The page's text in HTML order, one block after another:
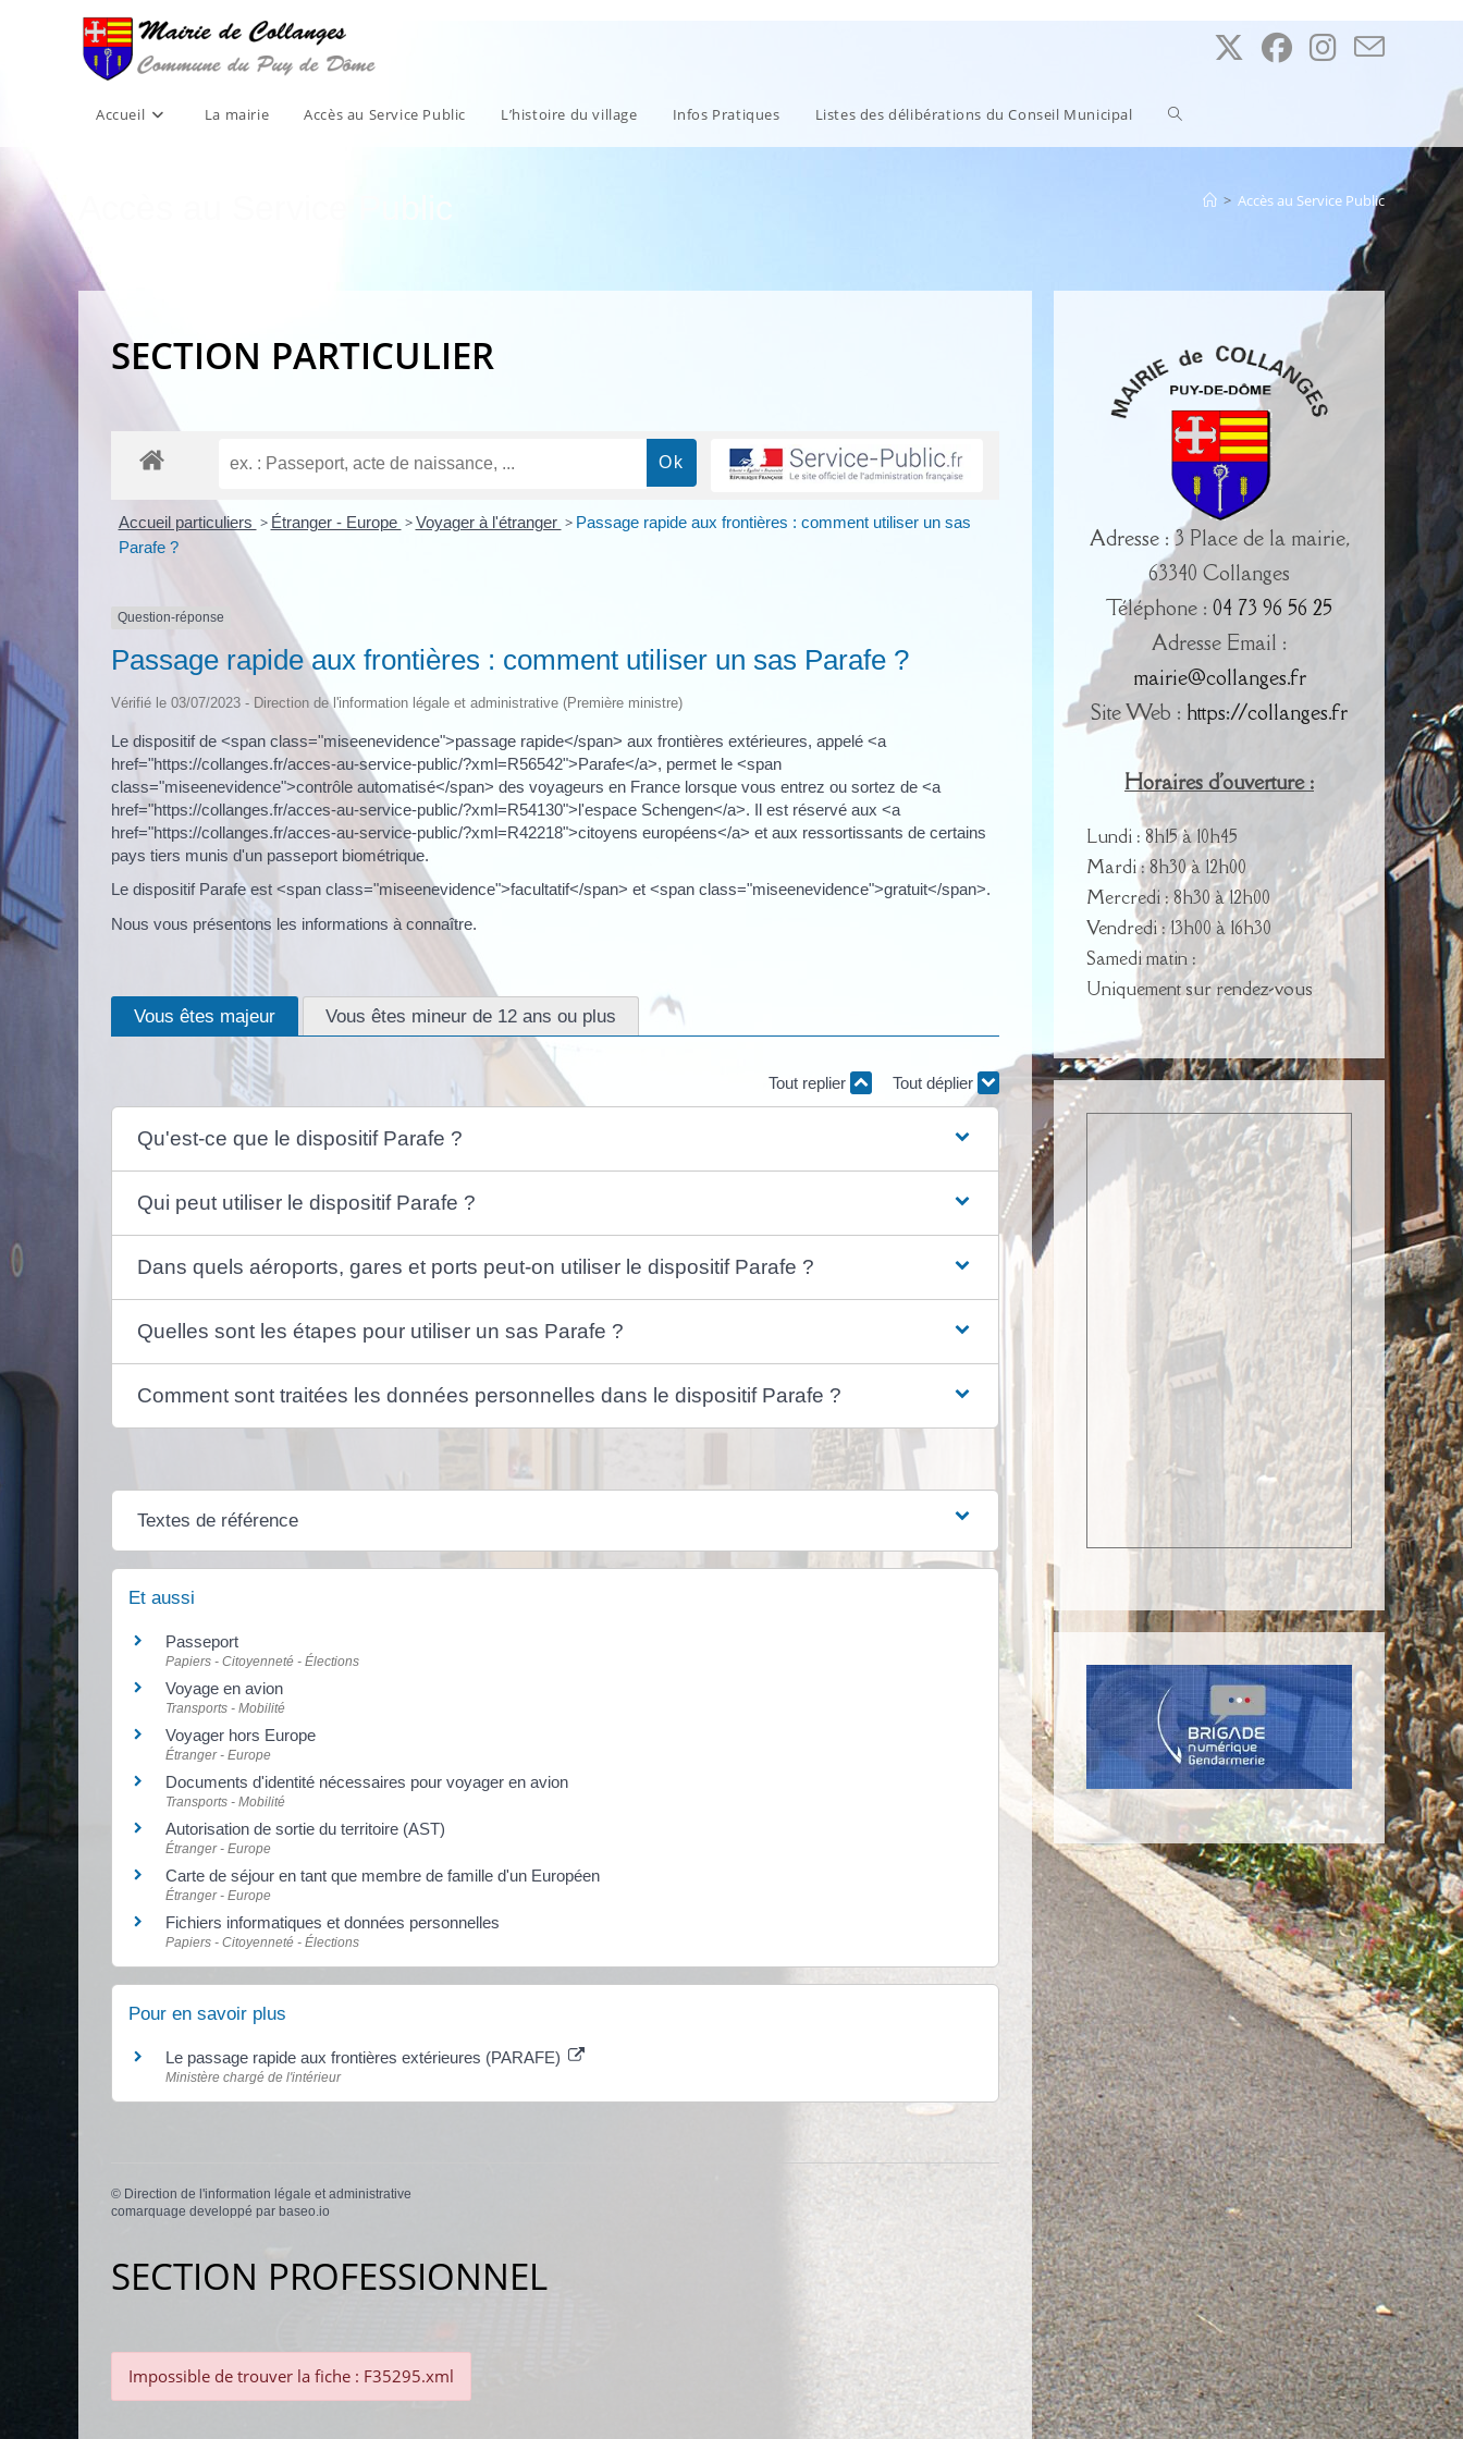
Accueil La mairie Accès au Service Public L’histoire du village Infos Pratiques Listes des délibérations du Conseil Municipal Toggle
> Accès au Service Public
SECTION PARTICULIER
Accueil particuliers > Étranger - Europe > Voyager à l'étranger > Passage rapide aux frontières : comment utiliser un sas
Parafe ?
Question-réponse
Passage rapide aux frontières : comment utiliser un sas Parafe ?
Vérifié le 03/07/2023 - Direction de l'information légale et administrative (Première ministre)
Le dispositif de <span class="miseenevidence">passage rapide</span> aux frontières extérieures, appelé <a
href="https://collanges.fr/acces-au-service-public/?xml=R56542">Parafe</a>, permet le <span
class="miseenevidence">contrôle automatisé</span> des voyageurs en France lorsque vous entrez ou sortez de <a
href="https://collanges.fr/acces-au-service-public/?xml=R54130">l'espace Schengen</a>. Il est réservé aux <a
href="https://collanges.fr/acces-au-service-public/?xml=R42218">citoyens européens</a> et aux ressortissants de certains
pays tiers munis d'un passeport biométrique.
Le dispositif Parafe est <span class="miseenevidence">facultatif</span> et <span class="miseenevidence">gratuit</span>.
Nous vous présentons les informations à connaître.
Vous êtes majeur Vous êtes mineur de 12 ans ou plus
Tout replier Tout déplier
Qu'est-ce que le dispositif Parafe ?
Qui peut utiliser le dispositif Parafe ?
Dans quels aéroports, gares et ports peut-on utiliser le dispositif Parafe ?
Quelles sont les étapes pour utiliser un sas Parafe ?
Comment sont traitées les données personnelles dans le dispositif Parafe ?
Textes de référence
Et aussi
Passeport
Papiers - Citoyenneté - Élections
Voyage en avion
Transports - Mobilité
Voyager hors Europe
Étranger - Europe
Documents d'identité nécessaires pour voyager en avion
Transports - Mobilité
Autorisation de sortie du territoire (AST)
Étranger - Europe
Carte de séjour en tant que membre de famille d'un Européen
Étranger - Europe
Fichiers informatiques et données personnelles
Papiers - Citoyenneté - Élections
Pour en savoir plus
Le passage rapide aux frontières extérieures (PARAFE)
Ministère chargé de l'intérieur
© Direction de l'information légale et administrative
comarquage developpé par baseo.io
SECTION PROFESSIONNEL
Impossible de trouver la fiche : F35295.xml
Adresse : 3 Place de la mairie,
63340 Collanges
Téléphone : 04 73 96 56 25
Adresse Email :
mairie@collanges.fr
Site Web : https://collanges.fr
Horaires d'ouverture :
Lundi : 8h15 à 10h45
Mardi : 8h30 à 12h00
Mercredi : 8h30 à 12h00
Vendredi : 13h00 à 16h30
Samedi matin :
Uniquement sur rendez-vous